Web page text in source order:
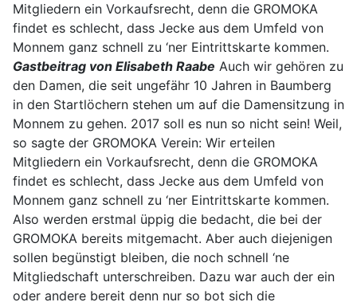
Mitgliedern ein Vorkaufsrecht, denn die GROMOKA
findet es schlecht, dass Jecke aus dem Umfeld von
Monnem ganz schnell zu ‘ner Eintrittskarte kommen.
Gastbeitrag von Elisabeth Raabe Auch wir gehören zu
den Damen, die seit ungefähr 10 Jahren in Baumberg
in den Startlöchern stehen um auf die Damensitzung in
Monnem zu gehen. 2017 soll es nun so nicht sein! Weil,
so sagte der GROMOKA Verein: Wir erteilen
Mitgliedern ein Vorkaufsrecht, denn die GROMOKA
findet es schlecht, dass Jecke aus dem Umfeld von
Monnem ganz schnell zu ‘ner Eintrittskarte kommen.
Also werden erstmal üppig die bedacht, die bei der
GROMOKA bereits mitgemacht. Aber auch diejenigen
sollen begünstigt bleiben, die noch schnell ‘ne
Mitgliedschaft unterschreiben. Dazu war auch der ein
oder andere bereit denn nur so bot sich die